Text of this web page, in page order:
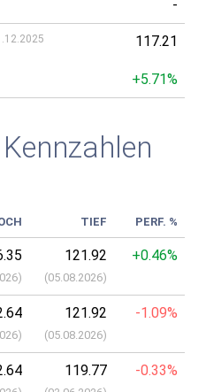
-
117.21
+5.71%
TIEF PERF. %
)
121.92
(05.08.2026)
+0.46%
)
121.92
(05.08.2026)
-1.09%
119.77 -0.33%